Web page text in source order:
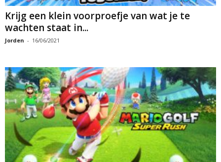
Krijg een klein voorproefje van wat je te
wachten staat in...
Jorden - 16/06/2021